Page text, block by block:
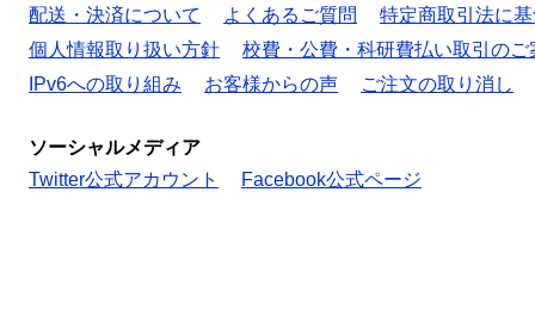
配送・決済について
よくあるご質問
特定商取引法に
個人情報取り扱い方針
校費・公費・科研費払い取引のご
IPv6への取り組み
お客様からの声 ご注文の取り消し
ソーシャルメディア
Twitter公式アカウント
Facebook公式ページ